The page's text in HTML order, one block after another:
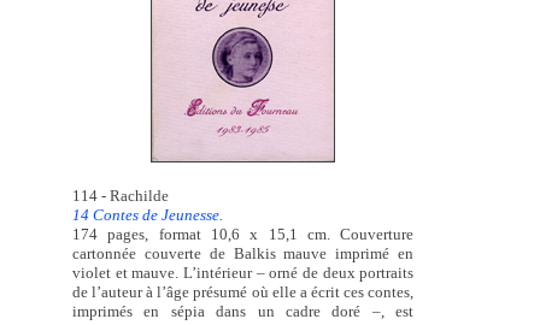
114 - Rachilde
14 Contes de Jeunesse.
174 pages, format 10,6 x 15,1 cm. Couverture
cartonnée couverte de Balkis mauve imprimé en
violet et mauve. L’intérieur – orné de deux portraits
de l’auteur à l’âge présumé où elle a écrit ces contes,
imprimés en sépia dans un cadre doré –, est